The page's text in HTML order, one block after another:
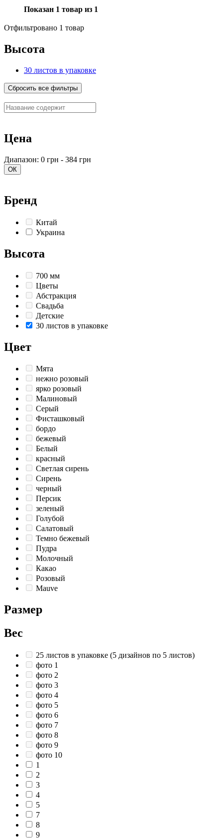
Показан 1 товар из 1
Отфильтровано 1 товар
Высота
30 листов в упаковке
Сбросить все фильтры
Цена
Диапазон: 0 грн - 384 грн
ОК
Бренд
Китай
Украина
Высота
700 мм
Цветы
Абстракция
Свадьба
Детские
30 листов в упаковке
Цвет
Мята
нежно розовый
ярко розовый
Малиновый
Серый
Фисташковый
бордо
бежевый
Белый
красный
Светлая сирень
Сирень
черный
Персик
зеленый
Голубой
Салатовый
Темно бежевый
Пудра
Молочный
Какао
Розовый
Mauve
Размер
Вес
25 листов в упаковке (5 дизайнов по 5 листов)
фото 1
фото 2
фото 3
фото 4
фото 5
фото 6
фото 7
фото 8
фото 9
фото 10
1
2
3
4
5
7
8
9